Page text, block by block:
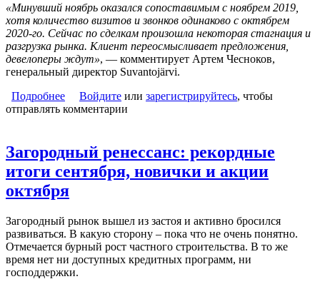
«Минувший ноябрь оказался сопоставимым с ноябрем 2019,
хотя количество визитов и звонков одинаково с октябрем
2020-го. Сейчас по сделкам произошла некоторая стагнация и
разгрузка рынка. Клиент переосмысливает предложения,
девелоперы ждут», — комментирует Артем Чесноков,
генеральный директор Suvantojärvi.
Подробнее о Ноябрь обрушил спрос на загородную
недвижимость
Войдите или зарегистрируйтесь, чтобы
отправлять комментарии
Загородный ренессанс: рекордные
итоги сентября, новички и акции
октября
Загородный рынок вышел из застоя и активно бросился
развиваться. В какую сторону – пока что не очень понятно.
Отмечается бурный рост частного строительства. В то же
время нет ни доступных кредитных программ, ни
господдержки.